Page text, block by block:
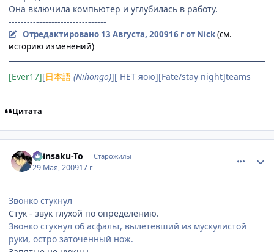
Она включила компьютер и углубилась в работу.
--------------------------------
Отредактировано 13 Августа, 200916 гот Nick(см.
историю изменений)
[Ever17][日本語 (Nihongo)][ НЕТ яою][Fate/stay night]teams
Цитата
Shinsaku-To Старожилы
29 Мая, 200917 г
Звонко стукнул
Стук - звук глухой по определению.
Звонко стукнул об асфальт, вылетевший из мускулистой
руки, остро заточенный нож.